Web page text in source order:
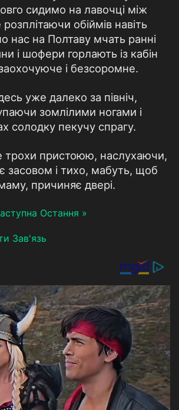
сидимо на лавочці між
обіймів навіть
нас на Полтаву мчать ранні
і шофери горлають із кабін
і безсоромне.
уже далеко за північ,
зомлілими ногами і
солодку пекучу спрагу.
трохи пристоюю, наслухаючи,
засовом і тихо, мабуть, щоб
причиняє двері.
Остання »
Зав'язь